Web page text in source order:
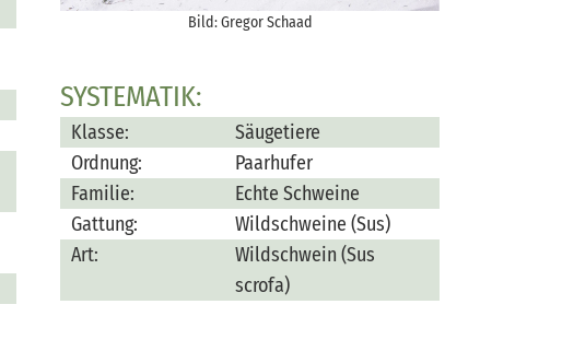
Bild: Gregor Schaad
SYSTEMATIK:
Klasse:
Säugetiere
Ordnung:
Paarhufer
Familie:
Echte Schweine
Gattung:
Wildschweine (Sus)
Art:
Wildschwein (Sus
scrofa)